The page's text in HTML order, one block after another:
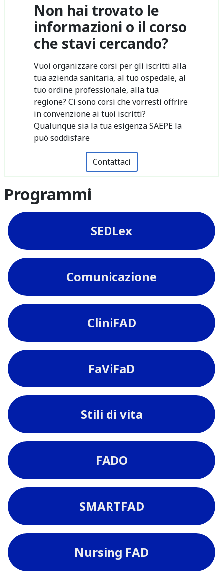
Non hai trovato le
informazioni o il corso
che stavi cercando?
Vuoi organizzare corsi per gli iscritti alla
tua azienda sanitaria, al tuo ospedale, al
tuo ordine professionale, alla tua
regione? Ci sono corsi che vorresti offrire
in convenzione ai tuoi iscritti?
Qualunque sia la tua esigenza SAEPE la
può soddisfare
Contattaci
Programmi
SEDLex
Comunicazione
CliniFAD
FaViFaD
Stili di vita
FADO
SMARTFAD
Nursing FAD